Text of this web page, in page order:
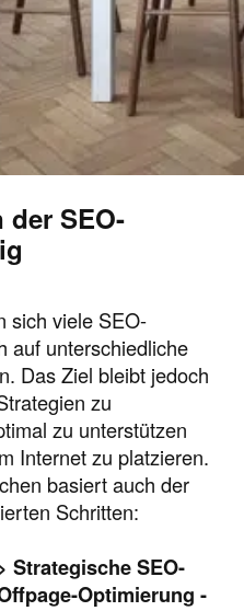
SEO-
sich viele SEO-
auf unterschiedliche
Das Ziel bleibt jedoch
zu
zu unterstützen
Internet zu platzieren.
basiert auch der
Schritten:
Strategische SEO-
Optimierung -